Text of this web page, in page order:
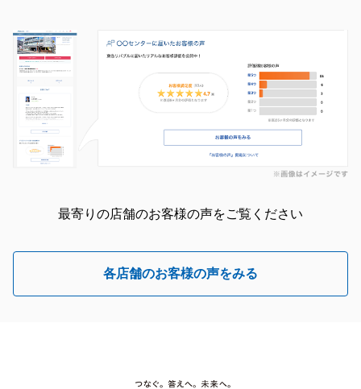
最寄りの店舗のお客様の声をご覧ください
各店舗のお客様の声をみる